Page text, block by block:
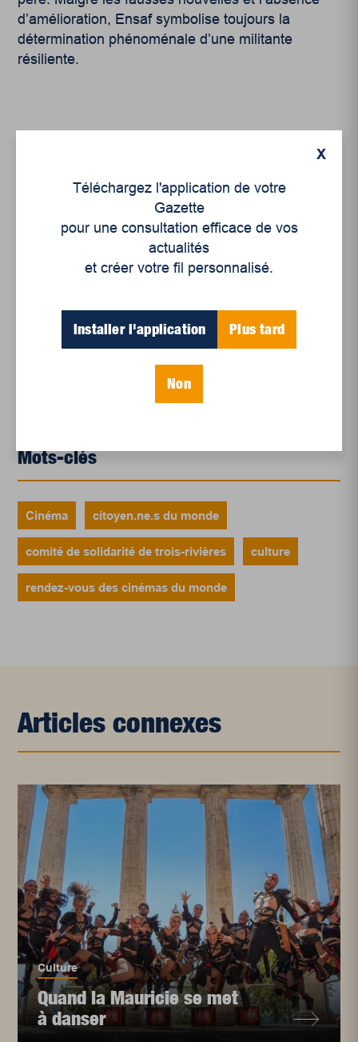
d’amélioration, Ensaf symbolise toujours la
détermination phénoménale d’une militante
résiliente.
Articles récents
Un siècle de Mauriciennes dans la presse
régionale
Le sport professionnel féminin : en mouvement,
en croissance
Et les politiques peinent à suivre
Le sommeil, nouveau défi de santé publique
Mots-clés
Cinéma citoyen.ne.s du monde
comité de solidarité de trois-rivières culture
rendez-vous des cinémas du monde
Articles connexes
Culture
Quand la Mauricie se met
à danser
X
Téléchargez l'application de votre
Gazette
pour une consultation efficace de vos
actualités
et créer votre fil personnalisé.
Installer l'application Plus tard
Non